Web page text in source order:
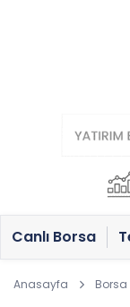
Canlı Borsa
Anasayfa Borsa